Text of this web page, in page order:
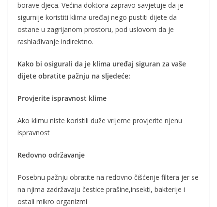
borave djeca. Većina doktora zapravo savjetuje da je
sigurnije koristiti klima uređaj nego pustiti dijete da
ostane u zagrijanom prostoru, pod uslovom da je
rashlađivanje indirektno.
Kako bi osigurali da je klima uređaj siguran za vaše
dijete obratite pažnju na sljedeće:
Provjerite ispravnost klime
Ako klimu niste koristili duže vrijeme provjerite njenu
ispravnost
Redovno održavanje
Posebnu pažnju obratite na redovno čišćenje filtera jer se
na njima zadržavaju čestice prašine,insekti, bakterije i
ostali mikro organizmi